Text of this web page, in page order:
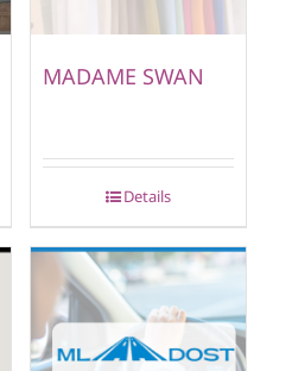
MADAME SWAN
Details